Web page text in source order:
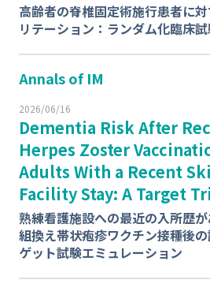
高齢者の脊椎固定術施行患者に
リテーション：ランダム化臨床
Annals of IM
2026/06/16
Dementia Risk After
Herpes Zoster
Adults With a Recent
Facility Stay: A Target
熟練看護施設への最近の入所歴
組換え帯状疱疹ワクチン接種後
ゲット試験エミュレーション